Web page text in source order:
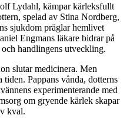
Lydahl, kämpar kärleksfullt
spelad av Stina Nordberg,
sjukdom präglar hemlivet
Engmans läkare bidrar på
handlingens utveckling.
slutar medicinera. Men
tiden. Pappans vånda, dotterns
experimenterande med
om gryende kärlek skapar
kval.